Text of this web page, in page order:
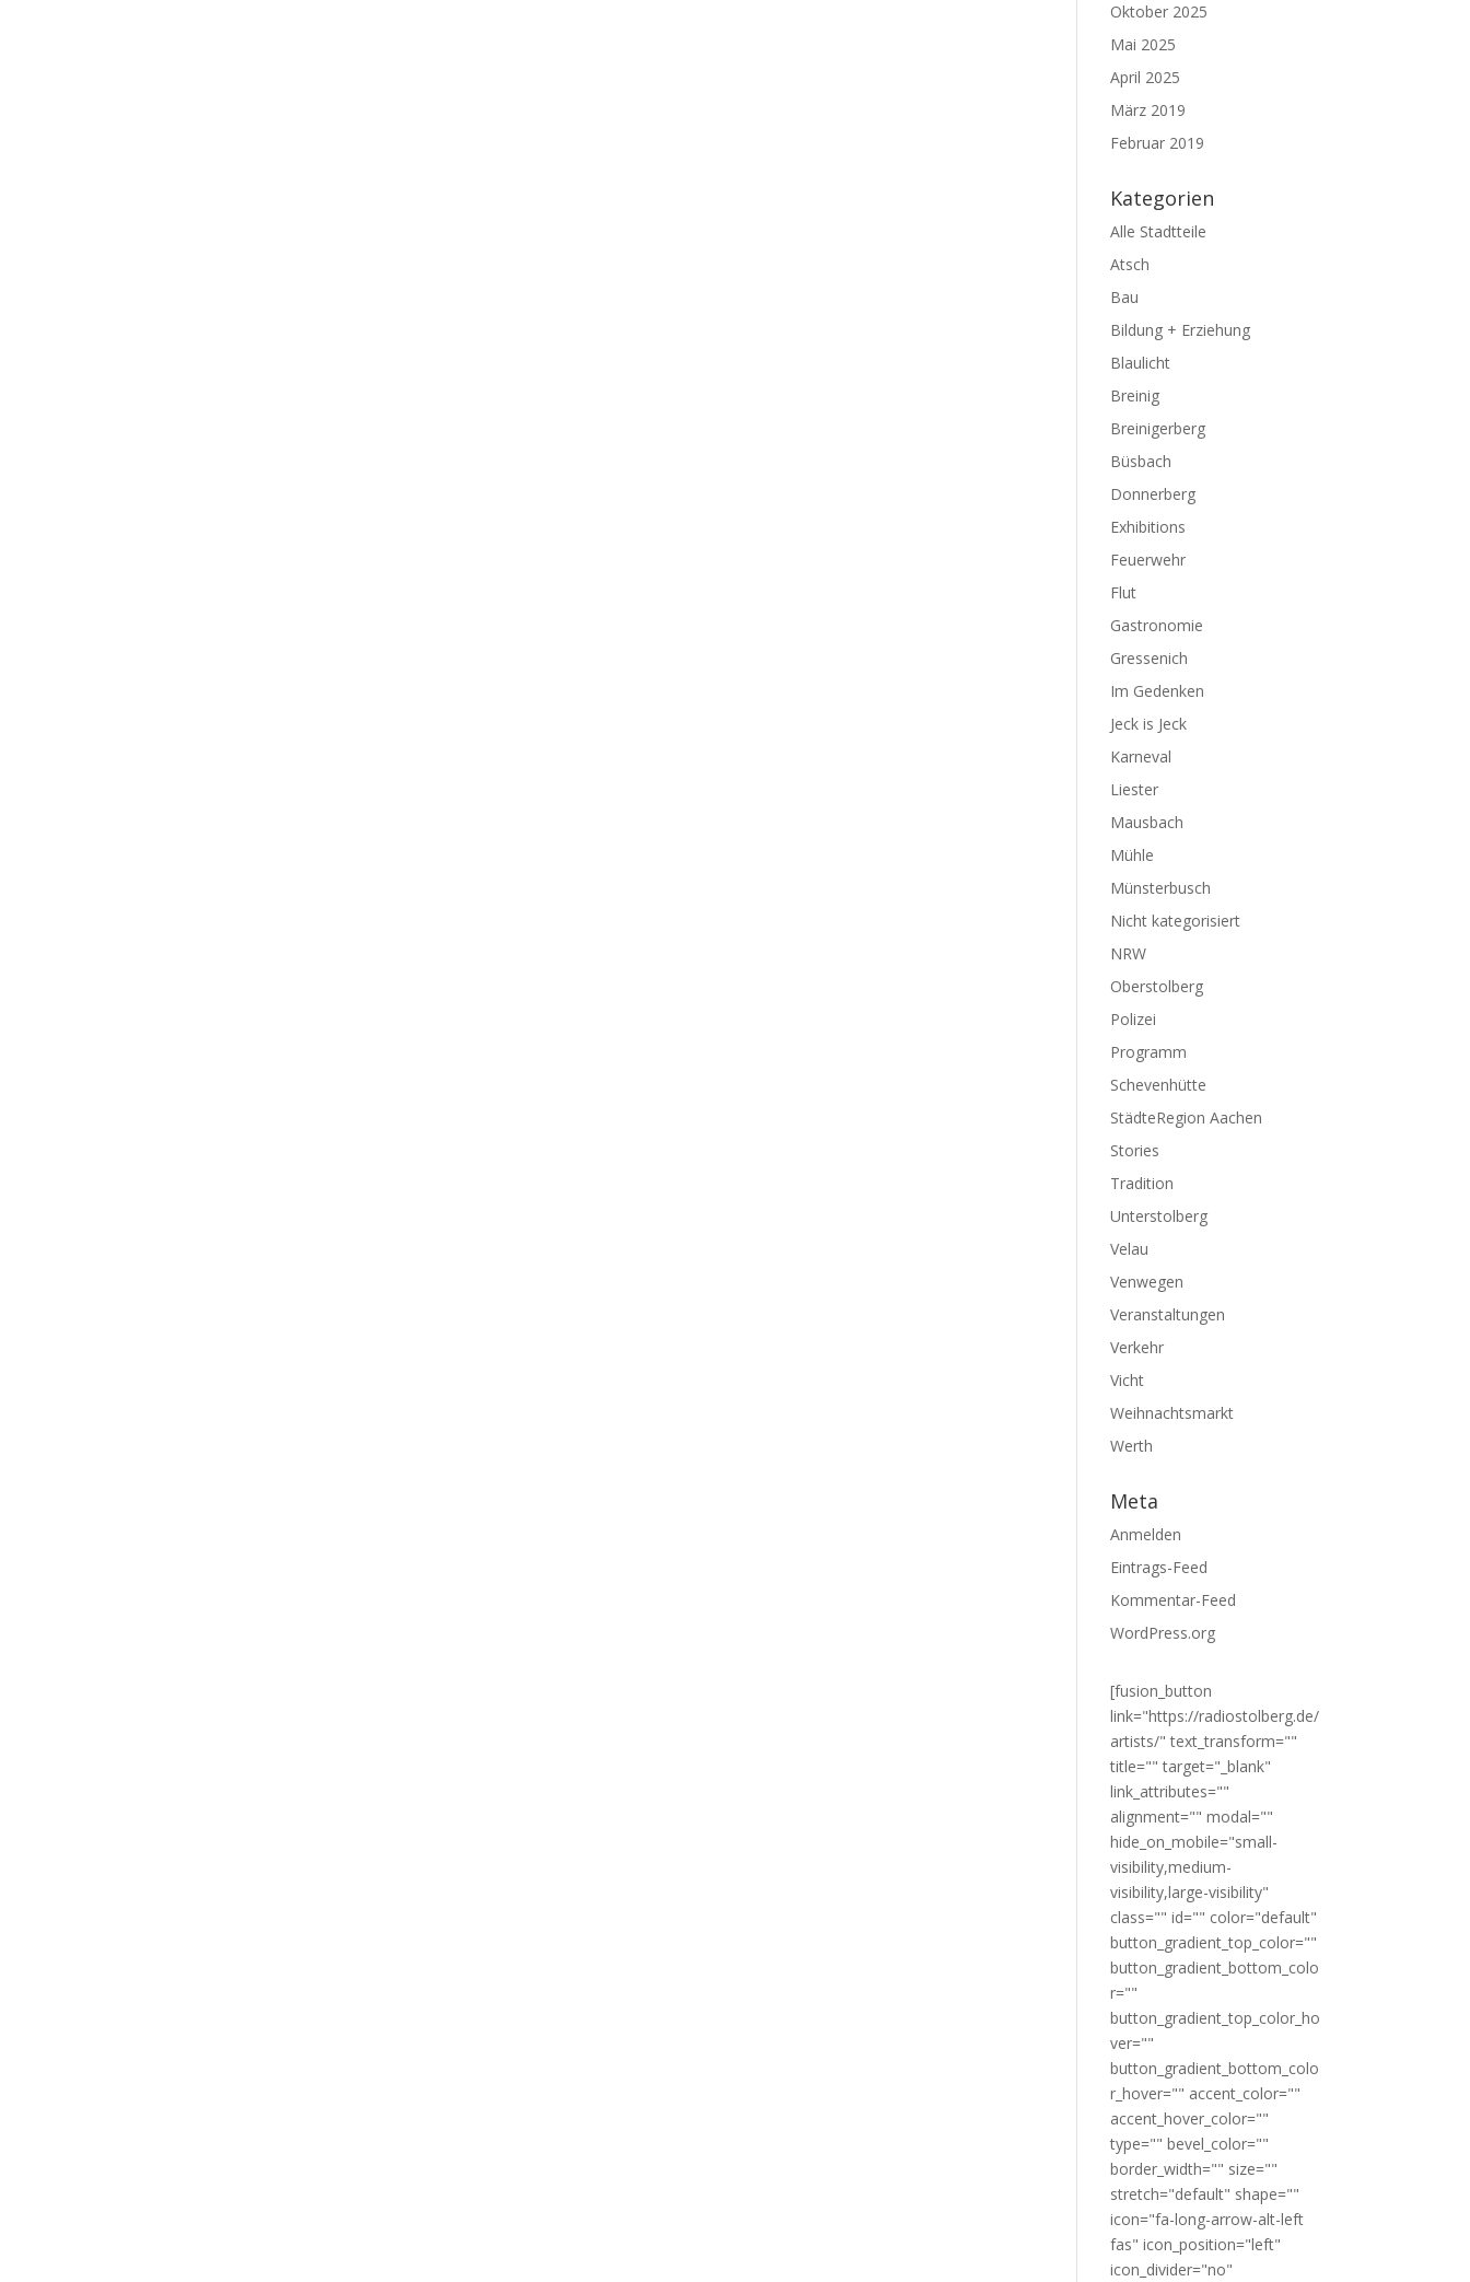
Oktober 2025
Mai 2025
April 2025
März 2019
Februar 2019
Kategorien
Alle Stadtteile
Atsch
Bau
Bildung + Erziehung
Blaulicht
Breinig
Breinigerberg
Büsbach
Donnerberg
Exhibitions
Feuerwehr
Flut
Gastronomie
Gressenich
Im Gedenken
Jeck is Jeck
Karneval
Liester
Mausbach
Mühle
Münsterbusch
Nicht kategorisiert
NRW
Oberstolberg
Polizei
Programm
Schevenhütte
StädteRegion Aachen
Stories
Tradition
Unterstolberg
Velau
Venwegen
Veranstaltungen
Verkehr
Vicht
Weihnachtsmarkt
Werth
Meta
Anmelden
Eintrags-Feed
Kommentar-Feed
WordPress.org
[fusion_button
link="https://radiostolberg.de/
artists/" text_transform=""
title="" target="_blank"
link_attributes=""
alignment="" modal=""
hide_on_mobile="small-
visibility,medium-
visibility,large-visibility"
class="" id="" color="default"
button_gradient_top_color=""
button_gradient_bottom_colo
r=""
button_gradient_top_color_ho
ver=""
button_gradient_bottom_colo
r_hover="" accent_color=""
accent_hover_color=""
type="" bevel_color=""
border_width="" size=""
stretch="default" shape=""
icon="fa-long-arrow-alt-left
fas" icon_position="left"
icon_divider="no"